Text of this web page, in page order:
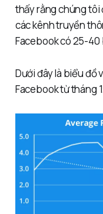
thấy rằng chúng tôi
các kênh truyền
Facebook có 25-
Dưới đây là biểu đồ
Facebook từ tháng